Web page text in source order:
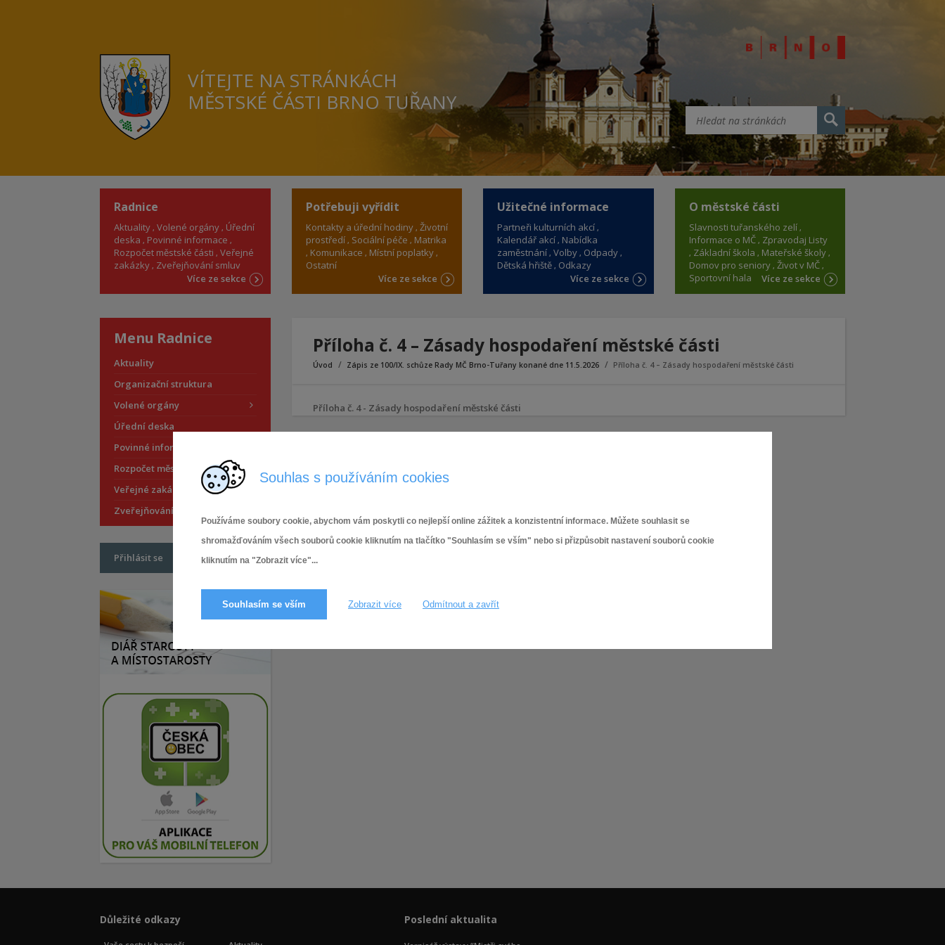
Souhlas s používáním cookies
Používáme soubory cookie, abychom vám poskytli co nejlepší online zážitek a konzistentní informace. Můžete souhlasit se
shromažďováním všech souborů cookie kliknutím na tlačítko "Souhlasím se vším" nebo si přizpůsobit nastavení souborů cookie
kliknutím na "Zobrazit více"...
Souhlasím se vším Zobrazit více Odmítnout a zavřít
VÍTEJTE NA STRÁNKÁCH
MĚSTSKÉ ČÁSTI BRNO TUŘANY
Radnice
Aktuality Volené orgány Úřední
deska
Povinné informace
Rozpočet městské části Veřejné
zakázky Zveřejňování smluv
Více ze sekce
Potřebuji vyřídit
Kontakty a úřední hodiny Životní
prostředí Sociální péče
Matrika
Komunikace
Místní poplatky
Ostatní
Více ze sekce
Užitečné informace
Partneři kulturních akcí
Kalendář akcí Nabídka
zaměstnání Volby Odpady
Dětská hřiště Odkazy
Více ze sekce
O městské části
Slavnosti tuřanského zelí
Informace o MČ Zpravodaj Listy
Základní škola
Mateřské školy
Domov pro seniory Život v MČ
Sportovní hala
Více ze sekce
Příloha č. 4 – Zásady hospodaření městské části
Úvod Zápis ze 100/IX. schůze Rady MČ Brno-Tuřany konané dne 11.5.2026 Příloha č. 4 – Zásady hospodaření městské části
Příloha č. 4 - Zásady hospodaření městské části
Menu Radnice
Aktuality
Organizační struktura
Volené orgány
Úřední deska
Povinné informace
Rozpočet městské části
Veřejné zakázky
Zveřejňování smluv
Přihlásit se
Důležité odkazy Poslední aktualita